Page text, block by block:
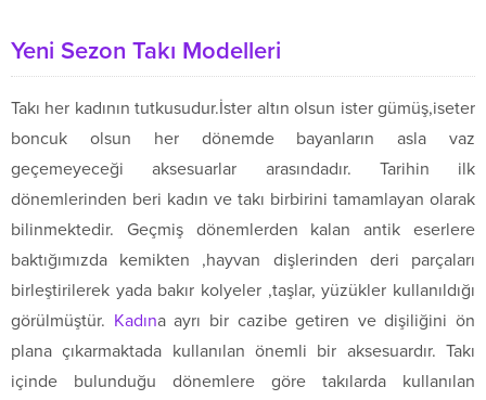
Yeni Sezon Takı Modelleri
Takı her kadının tutkusudur.İster altın olsun ister gümüş,iseter
boncuk olsun her dönemde bayanların asla vaz
geçemeyeceği aksesuarlar arasındadır. Tarihin ilk
dönemlerinden beri kadın ve takı birbirini tamamlayan olarak
bilinmektedir. Geçmiş dönemlerden kalan antik eserlere
baktığımızda kemikten ,hayvan dişlerinden deri parçaları
birleştirilerek yada bakır kolyeler ,taşlar, yüzükler kullanıldığı
görülmüştür. Kadına ayrı bir cazibe getiren ve dişiliğini ön
plana çıkarmaktada kullanılan önemli bir aksesuardır. Takı
içinde bulunduğu dönemlere göre takılarda kullanılan